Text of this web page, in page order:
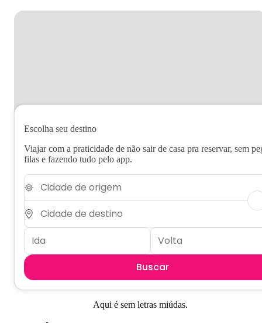
Escolha seu destino
Viajar com a praticidade de não sair de casa pra reservar, sem
filas e fazendo tudo pelo app.
Buscar
Aqui é sem letras miúdas.